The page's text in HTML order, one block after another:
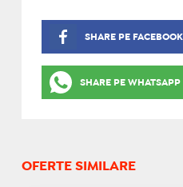
SHARE PE FACEBOOK
SHARE PE WHATSAPP
OFERTE SIMILARE